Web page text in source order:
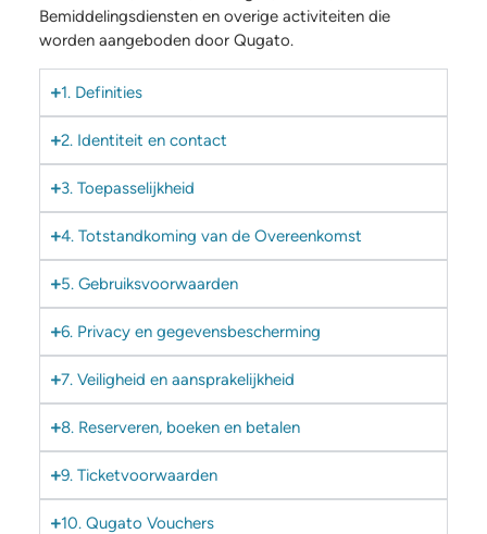
Bemiddelingsdiensten en overige activiteiten die
worden aangeboden door Qugato.
1. Definities
2. Identiteit en contact
3. Toepasselijkheid
4. Totstandkoming van de Overeenkomst
5. Gebruiksvoorwaarden
6. Privacy en gegevensbescherming
7. Veiligheid en aansprakelijkheid
8. Reserveren, boeken en betalen
9. Ticketvoorwaarden
10. Qugato Vouchers